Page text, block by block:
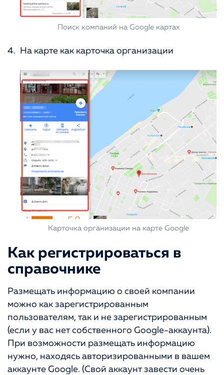
Поиск компаний на Google картах
На карте как карточка организации
Карточка организации на карте Google
Как регистрироваться в
справочнике
Размещать информацию о своей компании
можно как зарегистрированным
пользователям, так и не зарегистрированным
(если у вас нет собственного Google-аккаунта).
При возможности размещать информацию
нужно, находясь авторизированными в вашем
аккаунте Google. (Свой аккаунт завести очень